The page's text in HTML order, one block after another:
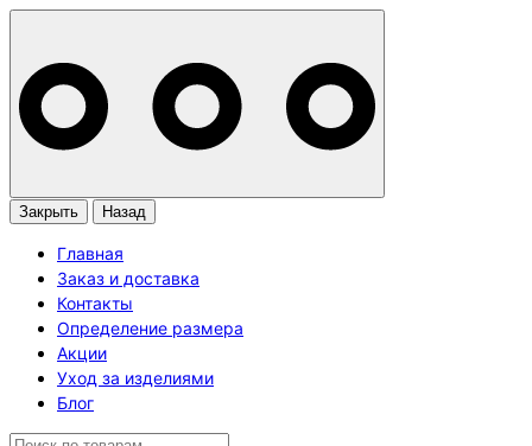
Закрыть Назад
Главная
Заказ и доставка
Контакты
Определение размера
Акции
Уход за изделиями
Блог